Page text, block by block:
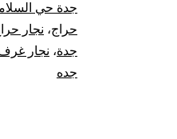
جدة حي
حراج، نجار
جدة، نجار
جده